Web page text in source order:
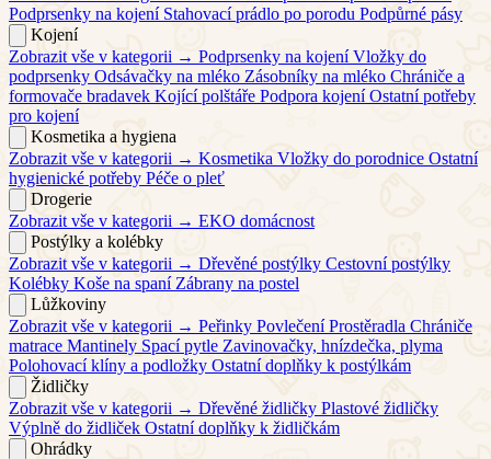
Podprsenky na kojení Stahovací prádlo po porodu Podpůrné pásy
Kojení
Zobrazit vše v kategorii → Podprsenky na kojení Vložky do
podprsenky Odsávačky na mléko Zásobníky na mléko Chrániče a
formovače bradavek Kojící polštáře Podpora kojení Ostatní potřeby
pro kojení
Kosmetika a hygiena
Zobrazit vše v kategorii → Kosmetika Vložky do porodnice Ostatní
hygienické potřeby Péče o pleť
Drogerie
Zobrazit vše v kategorii → EKO domácnost
Postýlky a kolébky
Zobrazit vše v kategorii → Dřevěné postýlky Cestovní postýlky
Kolébky Koše na spaní Zábrany na postel
Lůžkoviny
Zobrazit vše v kategorii → Peřinky Povlečení Prostěradla Chrániče
matrace Mantinely Spací pytle Zavinovačky, hnízdečka, plyma
Polohovací klíny a podložky Ostatní doplňky k postýlkám
Židličky
Zobrazit vše v kategorii → Dřevěné židličky Plastové židličky
Výplně do židliček Ostatní doplňky k židličkám
Ohrádky